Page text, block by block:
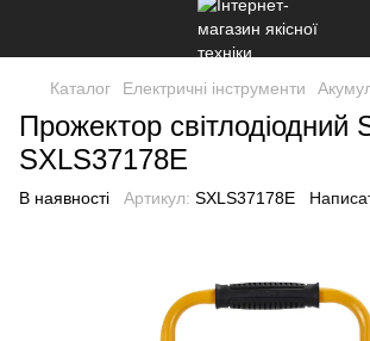
Каталог Електричні інструменти
Прожектор світлодіодний
SXLS37178E
В наявності Артикул: SXLS37178E